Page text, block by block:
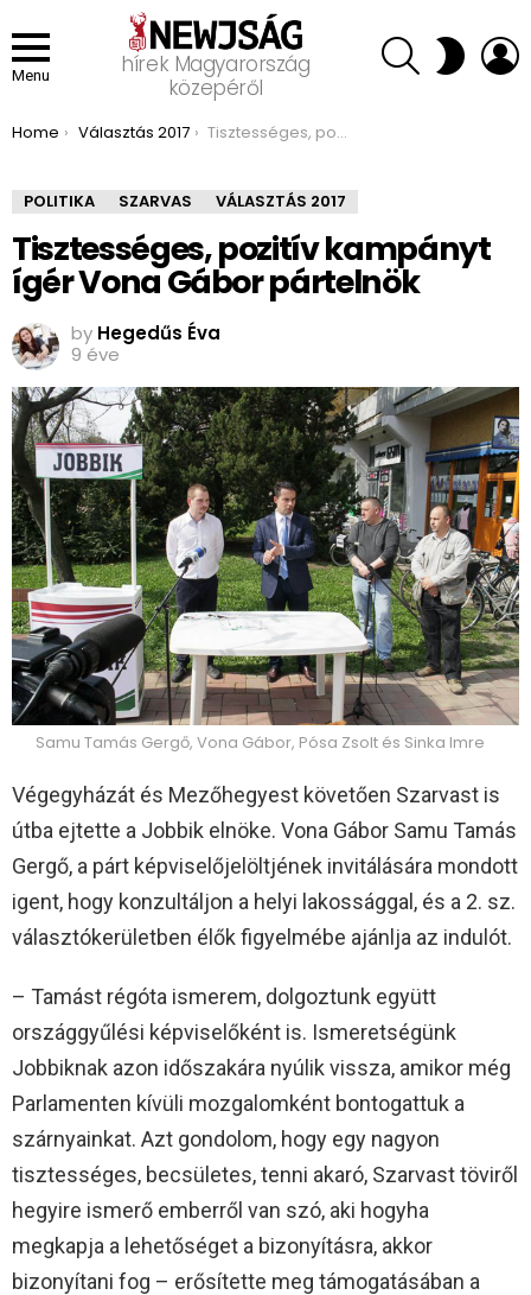
Menu
hírek Magyarország
közepéről
SEARCH SWITCH
SKIN
You are here:
Home Választás 2017 Tisztességes, pozitív kampányt ígér Vona Gábor pártelnök
POLITIKA SZARVAS VÁLASZTÁS 2017
Tisztességes, pozitív kampányt
ígér Vona Gábor pártelnök
by Hegedűs Éva
9 éve
Samu Tamás Gergő, Vona Gábor, Pósa Zsolt és Sinka Imre
Végegyházát és Mezőhegyest követően Szarvast is
útba ejtette a Jobbik elnöke. Vona Gábor Samu Tamás
Gergő, a párt képviselőjelöltjének invitálására mondott
igent, hogy konzultáljon a helyi lakossággal, és a 2. sz.
választókerületben élők figyelmébe ajánlja az indulót.
– Tamást régóta ismerem, dolgoztunk együtt
országgyűlési képviselőként is. Ismeretségünk
Jobbiknak azon időszakára nyúlik vissza, amikor még
Parlamenten kívüli mozgalomként bontogattuk a
szárnyainkat. Azt gondolom, hogy egy nagyon
tisztességes, becsületes, tenni akaró, Szarvast töviről
hegyire ismerő emberről van szó, aki hogyha
megkapja a lehetőséget a bizonyításra, akkor
bizonyítani fog – erősítette meg támogatásában a